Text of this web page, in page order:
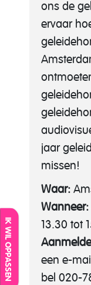
IK WIL OPPASSEN
ons de
ervaar
jaar
missen!
Waar:
Wanneer:
13.30 tot
een e-
bel 020-